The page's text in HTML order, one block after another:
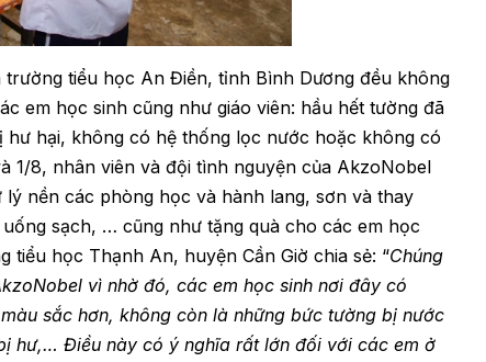
tiểu học An Điền, tỉnh Bình Dương đều không
em học sinh cũng như giáo viên: hầu hết tường đã
hại, không có hệ thống lọc nước hoặc không có
1/8, nhân viên và đội tình nguyện của AkzoNobel
nền các phòng học và hành lang, sơn và thay
sạch, … cũng như tặng quà cho các em học
học Thạnh An, huyện Cần Giờ chia sẻ: “Chúng
vì nhờ đó, các em học sinh nơi đây có
sắc hơn, không còn là những bức tường bị nước
hư,… Điều này có ý nghĩa rất lớn đối với các em ở